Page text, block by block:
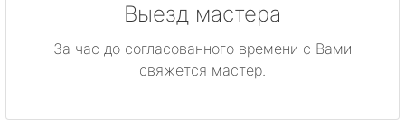
Выезд мастера
За час до согласованного времени с Вами
свяжется мастер.